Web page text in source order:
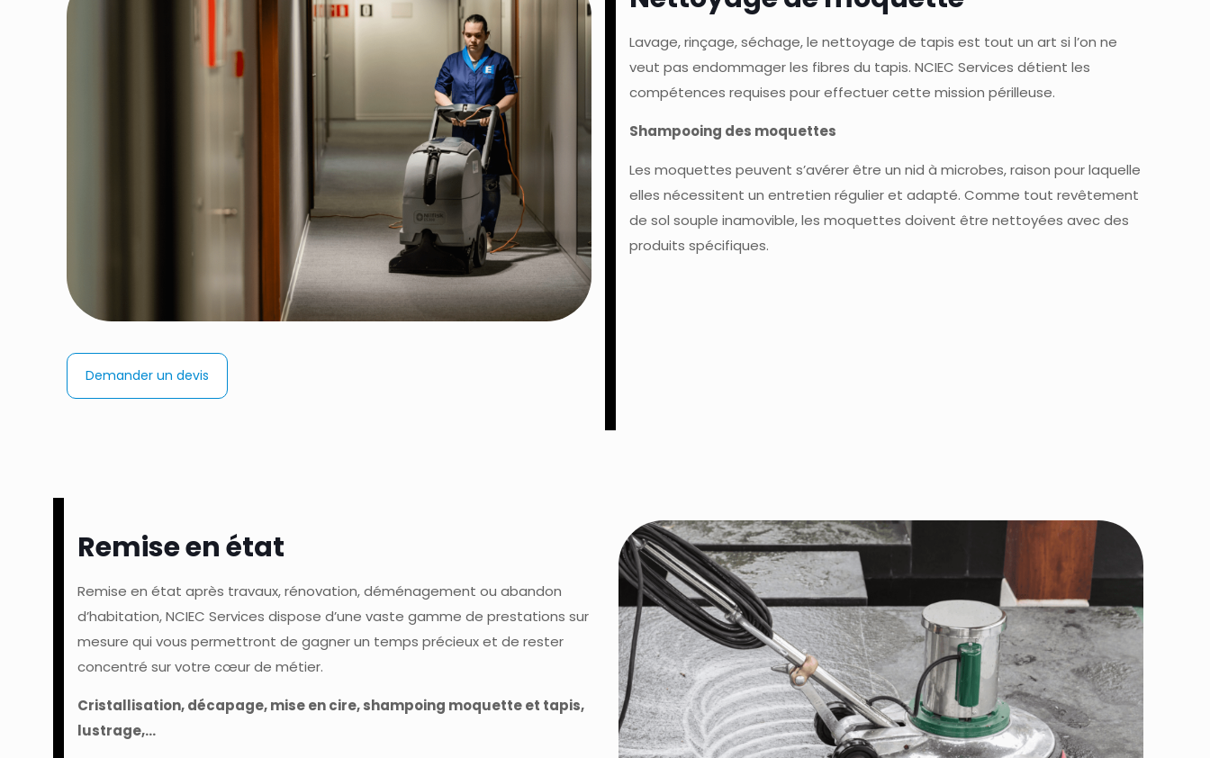
Demander un devis
Lavage, rinçage, séchage, le nettoyage de tapis est tout un art si l’on ne
veut pas endommager les fibres du tapis. NCIEC Services détient les
compétences requises pour effectuer cette mission périlleuse.
Shampooing des moquettes
Les moquettes peuvent s’avérer être un nid à microbes, raison pour laquelle
elles nécessitent un entretien régulier et adapté. Comme tout revêtement
de sol souple inamovible, les moquettes doivent être nettoyées avec des
produits spécifiques.
Remise en état
Remise en état après travaux, rénovation, déménagement ou abandon
d’habitation, NCIEC Services dispose d’une vaste gamme de prestations sur
mesure qui vous permettront de gagner un temps précieux et de rester
concentré sur votre cœur de métier.
Cristallisation, décapage, mise en cire, shampoing moquette et tapis,
lustrage,…